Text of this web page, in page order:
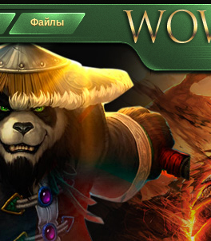
Файлы